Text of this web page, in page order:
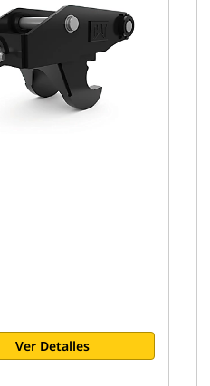
Ver Detalles